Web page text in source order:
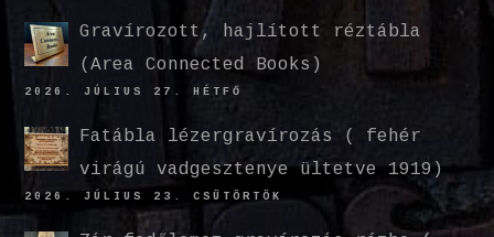
Gravírozott, hajlított réztábla
(Area Connected Books)
2026. JÚLIUS 27. HÉTFŐ
Fatábla lézergravírozás ( fehér
virágú vadgesztenye ültetve 1919)
2026. JÚLIUS 23. CSÜTÖRTÖK